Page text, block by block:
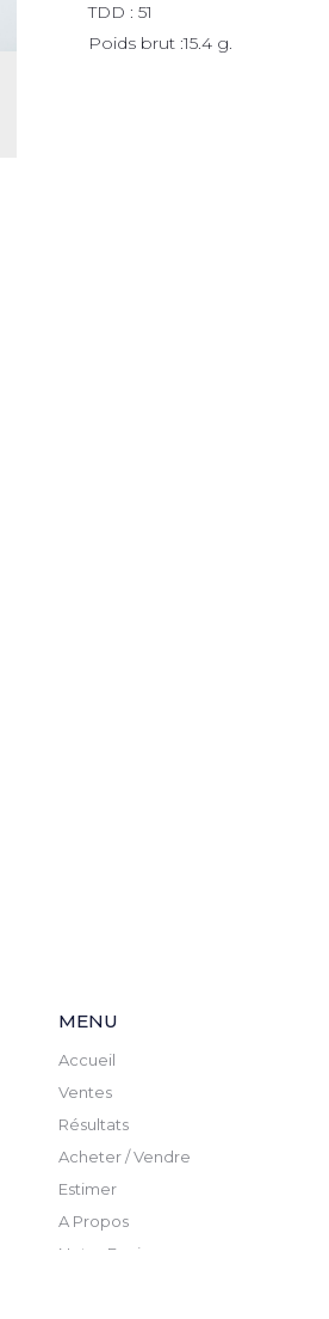
TDD : 51
Poids brut :15.4 g.
MENU
Accueil
Ventes
Résultats
Acheter / Vendre
Estimer
A Propos
Notre Equipe